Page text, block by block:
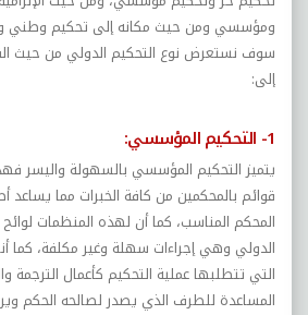
ومؤسسي ومن حيث مكانه إلى تحكيم وطني
سوف نستعرض نوع التحكيم الدولي من حيث
إلى:
1- التحكيم المؤسسي:
يتميز التحكيم المؤسسي بالسهولة واليسر
قوائم بالمحكمين من كافة الخبرات مما يساعد
المحكم المناسب، كما أن لهذه المنظمات
الدولي وهي إجراءات سهلة وغير مكلفة، كما
التي تتطلبها عملية التحكيم كأعمال الترجمة
المساعدة للطرف الذي يصدر لصالحه الحكم